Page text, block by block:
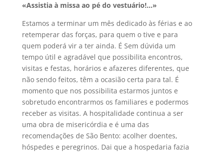
«Assistia à missa ao pé do vestuário!…»
Estamos a terminar um mês dedicado às férias e ao
retemperar das forças, para quem o tive e para
quem poderá vir a ter ainda. É Sem dúvida um
tempo útil e agradável que possibilita encontros,
visitas e festas, horários e afazeres diferentes, que
não sendo feitos, têm a ocasião certa para tal. É
momento que nos possibilita estarmos juntos e
sobretudo encontrarmos os familiares e podermos
receber as visitas. A hospitalidade continua a ser
uma obra de misericórdia e é uma das
recomendações de São Bento: acolher doentes,
hóspedes e peregrinos. Dai que a hospedaria fazia